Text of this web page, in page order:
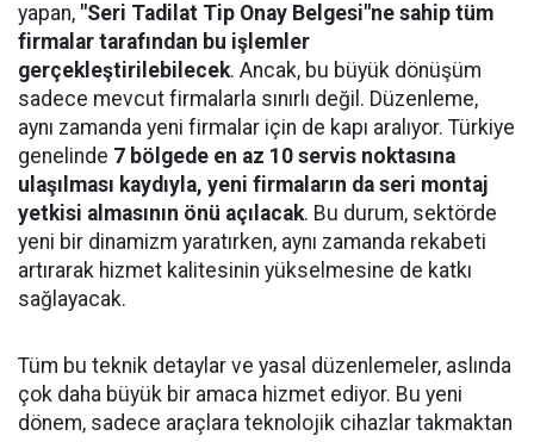
yapan, "Seri Tadilat Tip Onay Belgesi"ne sahip tüm
firmalar tarafından bu işlemler
gerçekleştirilebilecek. Ancak, bu büyük dönüşüm
sadece mevcut firmalarla sınırlı değil. Düzenleme,
aynı zamanda yeni firmalar için de kapı aralıyor. Türkiye
genelinde 7 bölgede en az 10 servis noktasına
ulaşılması kaydıyla, yeni firmaların da seri montaj
yetkisi almasının önü açılacak. Bu durum, sektörde
yeni bir dinamizm yaratırken, aynı zamanda rekabeti
artırarak hizmet kalitesinin yükselmesine de katkı
sağlayacak.
Tüm bu teknik detaylar ve yasal düzenlemeler, aslında
çok daha büyük bir amaca hizmet ediyor. Bu yeni
dönem, sadece araçlara teknolojik cihazlar takmaktan